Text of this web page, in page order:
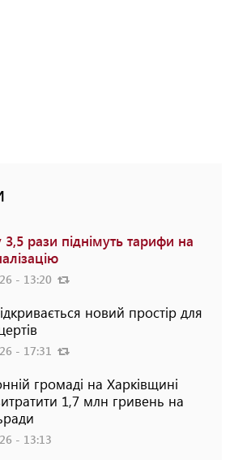
3,5 рази піднімуть тарифи на
- 13:20
новий простір для
- 17:31
громаді на Харківщині
1,7 млн гривень на
- 13:13